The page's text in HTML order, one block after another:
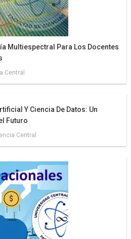
Multiespectral Para Los Docentes
Central
Y Ciencia De Datos: Un
Futuro
Central